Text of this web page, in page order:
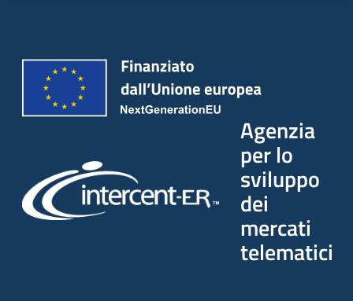
Agenzia
per lo
sviluppo
dei
mercati
telematici